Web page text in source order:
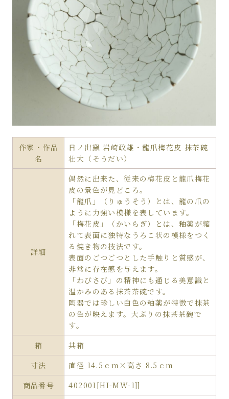
作家・作品
名
日ノ出窯 岩崎政雄・龍爪梅花皮 抹茶碗
壮大（そうだい）
詳細
偶然に出来た、従来の梅花皮と龍爪梅花
皮の景色が見どころ。
「龍爪」（りゅうそう）とは、龍の爪の
ように力強い模様を表しています。
「梅花皮」（かいらぎ）とは、釉薬が縮
れて表面に独特なうろこ状の模様をつく
る焼き物の技法です。
表面のごつごつとした手触りと質感が、
非常に存在感を与えます。
「わびさび」の精神にも通じる美意識と
温かみのある抹茶茶碗です。
陶器では珍しい白色の釉薬が特徴で抹茶
の色が映えます。大ぶりの抹茶茶碗で
す。
箱
共箱
寸法
直径 14.5ｃｍ×高さ 8.5ｃｍ
商品番号
402001[HI-MW-1]]